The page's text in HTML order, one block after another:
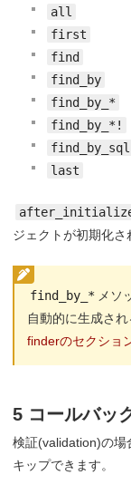
all
first
find
find_by
find_by_*
find_by_*!
find_by_sql
last
ジェクトが初期化さ
find_by_* メソ
自動的に生成さ
finderのセクショ
5 コールバッ
検証(validation)の場
キップできます。